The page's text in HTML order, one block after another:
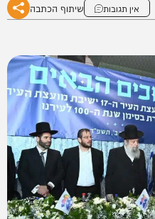
אין תגובות שיתוף הכתבה